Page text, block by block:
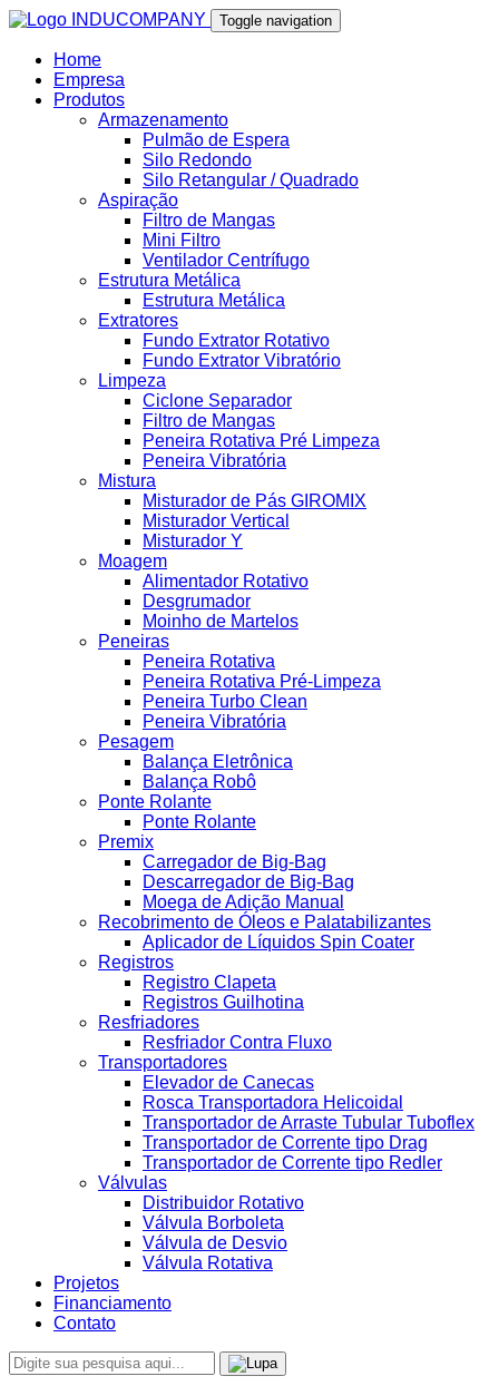
Toggle navigation
Home
Empresa
Produtos
Armazenamento
Pulmão de Espera
Silo Redondo
Silo Retangular / Quadrado
Aspiração
Filtro de Mangas
Mini Filtro
Ventilador Centrífugo
Estrutura Metálica
Estrutura Metálica
Extratores
Fundo Extrator Rotativo
Fundo Extrator Vibratório
Limpeza
Ciclone Separador
Filtro de Mangas
Peneira Rotativa Pré Limpeza
Peneira Vibratória
Mistura
Misturador de Pás GIROMIX
Misturador Vertical
Misturador Y
Moagem
Alimentador Rotativo
Desgrumador
Moinho de Martelos
Peneiras
Peneira Rotativa
Peneira Rotativa Pré-Limpeza
Peneira Turbo Clean
Peneira Vibratória
Pesagem
Balança Eletrônica
Balança Robô
Ponte Rolante
Ponte Rolante
Premix
Carregador de Big-Bag
Descarregador de Big-Bag
Moega de Adição Manual
Recobrimento de Óleos e Palatabilizantes
Aplicador de Líquidos Spin Coater
Registros
Registro Clapeta
Registros Guilhotina
Resfriadores
Resfriador Contra Fluxo
Transportadores
Elevador de Canecas
Rosca Transportadora Helicoidal
Transportador de Arraste Tubular Tuboflex
Transportador de Corrente tipo Drag
Transportador de Corrente tipo Redler
Válvulas
Distribuidor Rotativo
Válvula Borboleta
Válvula de Desvio
Válvula Rotativa
Projetos
Financiamento
Contato